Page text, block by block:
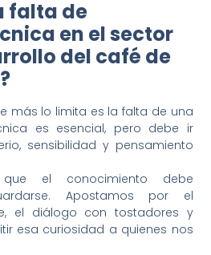
falta de
en el sector
del café de
más lo limita es la falta de una
es esencial, pero debe ir
sensibilidad y pensamiento
el conocimiento debe
Apostamos por el
el diálogo con tostadores y
esa curiosidad a quienes nos